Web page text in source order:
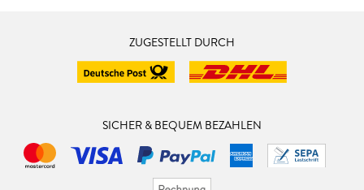
ZUGESTELLT DURCH
SICHER & BEQUEM BEZAHLEN